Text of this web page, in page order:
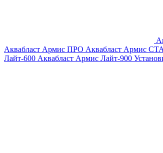
Аквабласт Армис ПРО Аквабласт Армис
Лайт-600 Аквабласт Армис Лайт-900